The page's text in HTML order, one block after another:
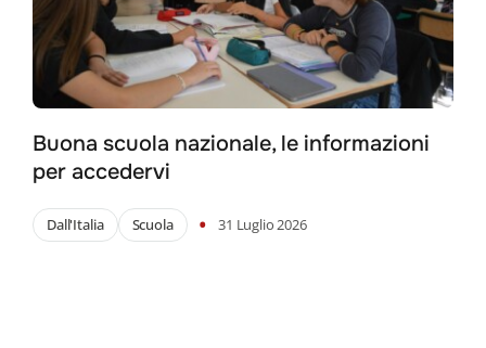
Buona scuola nazionale, le informazioni
per accedervi
Dall'Italia Scuola • 31 Luglio 2026